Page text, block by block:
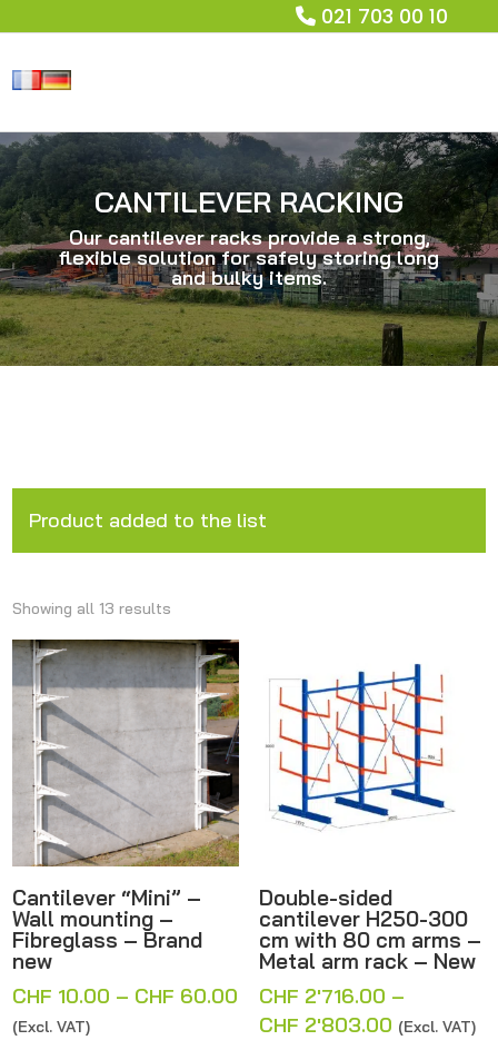
021 703 00 10
CANTILEVER RACKING
Our cantilever racks provide a strong,
flexible solution for safely storing long
and bulky items.
Product added to the list
Showing all 13 results
Cantilever “Mini” –
Wall mounting –
Fibreglass – Brand
new
CHF 10.00 – CHF 60.00 Price
range:
(Excl. VAT)
Double-sided
cantilever H250-300
cm with 80 cm arms –
Metal arm rack – New
CHF 2'716.00 –
CHF 2'803.00Price
(Excl. VAT)